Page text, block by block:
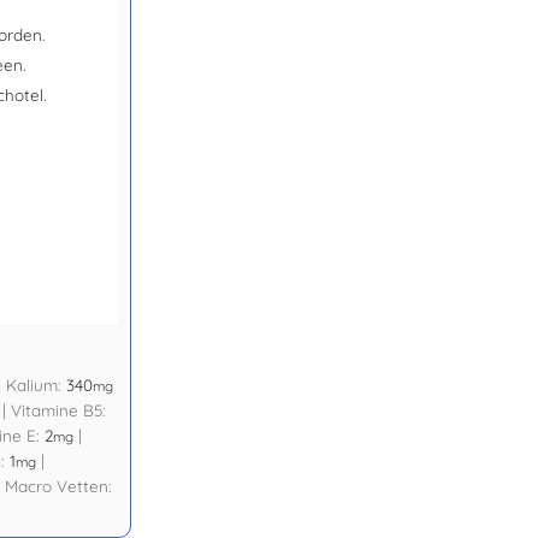
Kalium: 340mg
| Vitamine B5:
E: 2mg |
1mg |
Macro Vetten: